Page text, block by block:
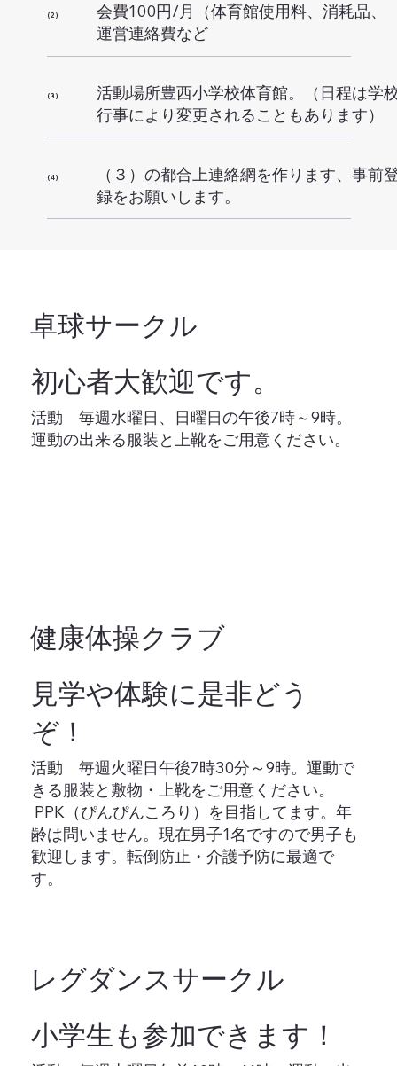
( 2 )
会費100円/月（体育館使用料、消耗品、
運営連絡費など
( 3 )
活動場所豊西小学校体育館。（日程は学
行事により変更されることもあります）
( 4 )
（３）の都合上連絡網を作ります、事前
録をお願いします。
卓球サークル
初心者大歓迎です。
活動 毎週水曜日、日曜日の午後7時～9時。
運動の出来る服装と上靴をご用意ください。 ​
健康体操クラブ
見学や体験に是非どう
ぞ！
活動 毎週火曜日午後7時30分～9時。運動で
きる服装と敷物・上靴をご用意ください。
PPK（ぴんぴんころり）を目指してます。年
齢は問いません。現在男子1名ですので男子も
歓迎します。転倒防止・介護予防に最適で
す。
レグダンスサークル
小学生も参加できます！